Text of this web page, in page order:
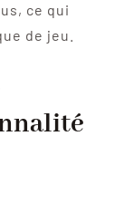
ce qui
de jeu.